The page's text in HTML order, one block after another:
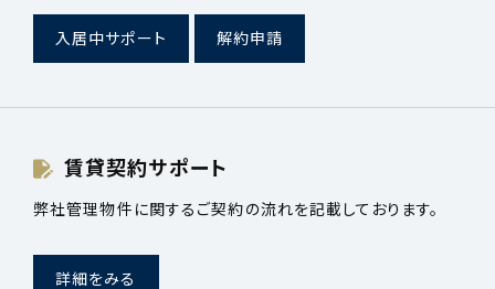
入居中サポート 解約申請
賃貸契約サポート
弊社管理物件に関するご契約の流れを記載しております。
詳細をみる